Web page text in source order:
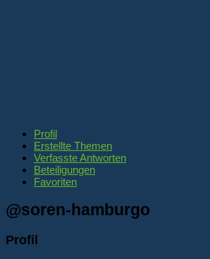
Profil
Erstellte Themen
Verfasste Antworten
Beteiligungen
Favoriten
@soren-hamburgo
Profil